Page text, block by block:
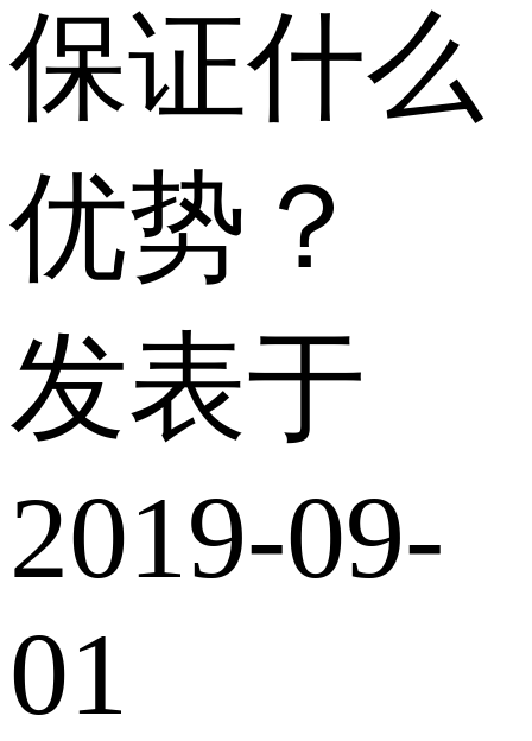
保证什么
优势？
发表于
2019-09-
01